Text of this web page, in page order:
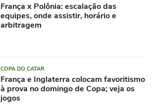
França x Polônia: escalação das
equipes, onde assistir, horário e
arbitragem
COPA DO CATAR
França e Inglaterra colocam favoritismo
à prova no domingo de Copa; veja os
jogos